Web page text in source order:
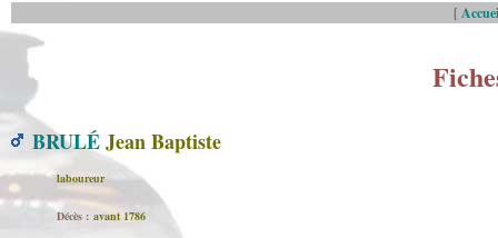
[
BRULÉJean Baptiste
laboureur
Décès : avant 1786